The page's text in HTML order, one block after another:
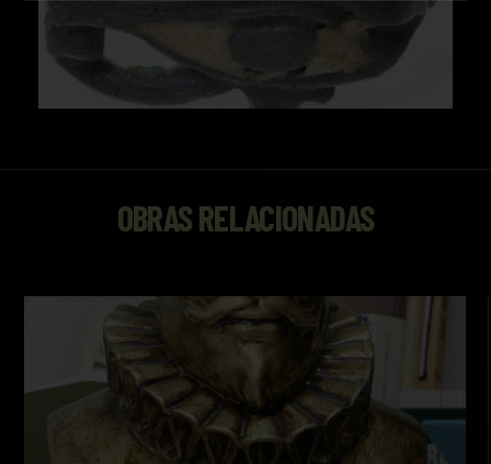
OBRAS RELACIONADAS